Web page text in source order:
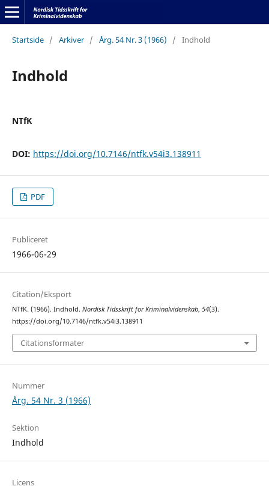
Startside / Arkiver / Årg. 54 Nr. 3 (1966) / Indhold
Indhold
NTfK
DOI: https://doi.org/10.7146/ntfk.v54i3.138911
PDF
Publiceret
1966-06-29
Citation/Eksport
NTfK. (1966). Indhold. Nordisk Tidsskrift for Kriminalvidenskab, 54(3).
https://doi.org/10.7146/ntfk.v54i3.138911
Citationsformater
Nummer
Årg. 54 Nr. 3 (1966)
Sektion
Indhold
Licens